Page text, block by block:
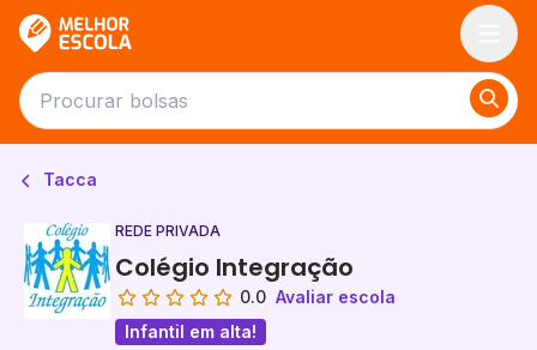
Tacca
REDE PRIVADA
Colégio Integração
0.0 Avaliar escola
Infantil em alta!